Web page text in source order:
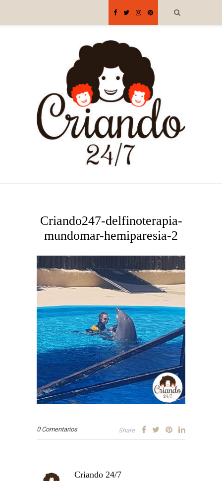
Criando247-delfinoterapia-
mundomar-hemiparesia-2
0 Comentarios Share
Criando 24/7